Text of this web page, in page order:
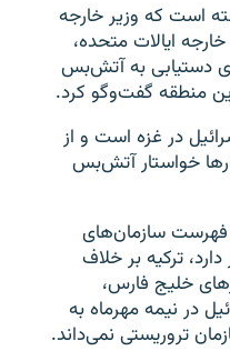
است که وزیر خارجه
ایالات متحده،
دستیابی به آتش‌بس
منطقه گفت‌وگو کرد.
در غزه است و از
خواستار آتش‌بس
فهرست سازمان‌های
دارد، ترکیه بر خلاف
خلیج فارس،
در نیمه مهرماه به
تروریستی نمی‌داند.